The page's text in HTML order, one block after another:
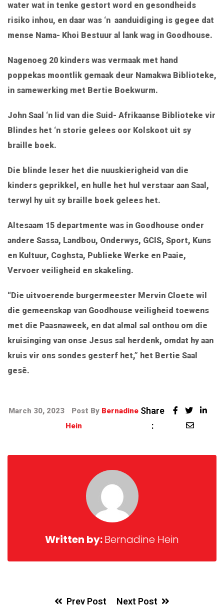
water wat in tenke gestort word en gesondheids
risiko inhou, en daar was ‘n aanduidiging is gegee dat
mense Nama- Khoi Bestuur al lank wag in Goodhouse.
Nagenoeg 20 kinders was vermaak met hand
poppekas moontlik gemaak deur Namakwa Biblioteke,
in samewerking met Bertie Boekwurm.
John Saal ‘n lid van die Suid- Afrikaanse Biblioteke vir
Blindes het ‘n storie gelees oor Kolskoot uit sy
braille boek.
Die blinde leser het die nuuskierigheid van die
kinders geprikkel, en hulle het hul verstaar aan Saal,
terwyl hy uit sy braille boek gelees het.
Altesaam 15 departmente was in Goodhouse onder
andere Sassa, Landbou, Onderwys, GCIS, Sport, Kuns
en Kultuur, Coghsta, Publieke Werke en Paaie,
Vervoer veiligheid en skakeling.
“Die uitvoerende burgermeester Mervin Cloete wil
die gemeenskap van Goodhouse veiligheid toewens
met die Paasnaweek, en dat almal sal onthou om die
kruisinging van onse Jesus sal herdenk, omdat hy aan
kruis vir ons sondes gesterf het,” het Bertie Saal
gesê.
March 30, 2023 Post By Bernadine
Hein
Share
:
Written by:Bernadine Hein
Prev Post Next Post